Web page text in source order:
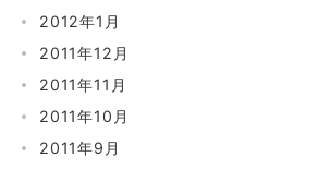
2012年1月
2011年12月
2011年11月
2011年10月
2011年9月